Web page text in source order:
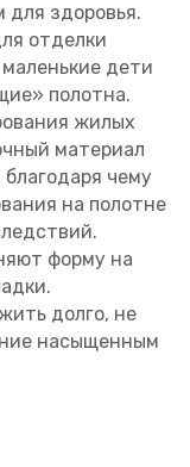
здоровья.
отделки
дети
полотна.
жилых
материал
чему
на полотне
форму на
долго, не
насыщенным